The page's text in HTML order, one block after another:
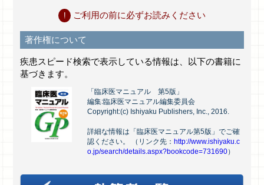
ご利用の前に必ずお読みください
著作権について
疾患スピード検索で表示している情報は、以下の書籍に
基づきます。
「臨床医マニュアル 第5版」
編集:臨床医マニュアル編集委員会
Copyright:(c) Ishiyaku Publishers, Inc., 2016.
詳細な情報は「臨床医マニュアル第5版」でご確
認ください。 （リンク先：http://www.ishiyaku.c
o.jp/search/details.aspx?bookcode=731690）